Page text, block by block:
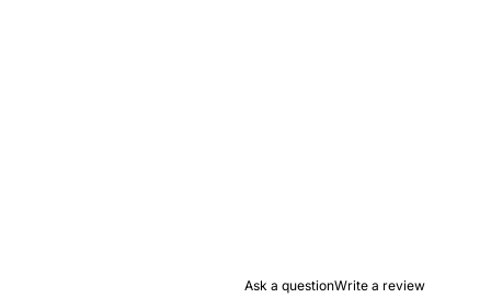
Ask a questionWrite a review